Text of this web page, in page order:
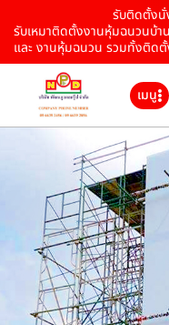
รับติดตั้งนั่
รับเหมาติดตั้งงานหุ้มฉนวนบ้า
และ งานหุ้มฉนวน รวมทั้งติด
เมนู